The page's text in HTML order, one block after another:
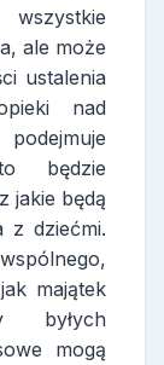
ale może
ustalenia
nad
będzie
jakie będą
z dziećmi.
majątek
byłych
mogą